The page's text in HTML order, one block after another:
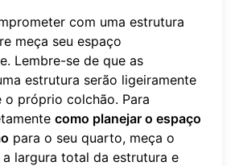
com uma estrutura
meça seu espaço
Lembre-se de que as
estrutura serão ligeiramente
o próprio colchão. Para
como planejar o espaço
para o seu quarto, meça o
largura total da estrutura e